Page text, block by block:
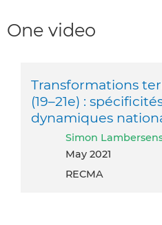
One video
Transformations
(19–21e) :
dynamiques
Simon
May 2021
RECMA